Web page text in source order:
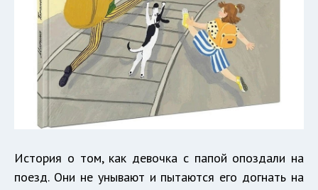
История о том, как девочка с папой опоздали на
поезд. Они не унывают и пытаются его догнать на